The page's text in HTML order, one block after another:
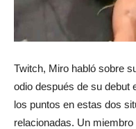
Twitch, Miro habló sobre
odio después de su debut
los puntos en estas dos
relacionadas. Un